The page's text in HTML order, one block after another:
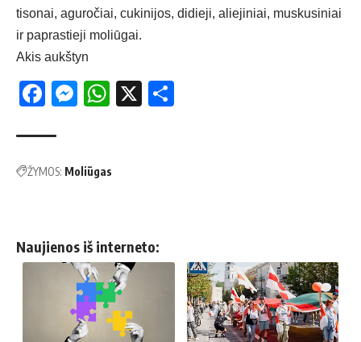
ti­so­nai, agu­ro­čiai, cu­ki­ni­jos, di­die­ji, alie­ji­niai, mus­ku­si­niai
ir pa­pras­tie­ji mo­liū­gai.
Akis aukštyn
Facebook
Messenger
WhatsApp
X
ŽYMOS: Moliūgas
Naujienos iš interneto: